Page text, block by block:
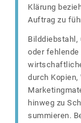
Klärung
Auftrag zu
Bilddiebstahl,
oder fehlende
durch
hinweg zu
summieren.